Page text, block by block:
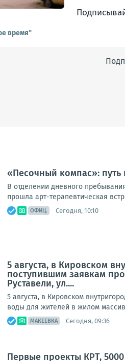
время"
«Песочный компас»: путь
В отделении дневного
прошла арт-терапевтическая
ОФИЦ. Сегодня, 10:10
5 августа, в Кировском
поступившим заявкам
Руставели, ул....
5 августа, в Кировском
воды для жителей в жилом
МАКЕЕВКА Сегодня, 09:36
Первые проекты КРТ, 5000